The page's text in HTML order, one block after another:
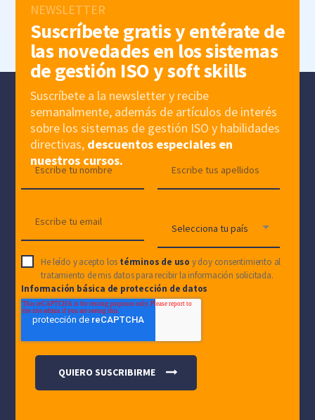
NEWSLETTER
Suscríbete gratis y entérate de
las novedades en los sistemas
de gestión ISO y soft skills
Suscríbete a la newsletter y recibe
semanalmente, además de artículos de interés
sobre los sistemas de gestión ISO y habilidades
directivas, descuentos especiales en
nuestros cursos.
He leído y acepto los términos de uso y doy consentimiento al
tratamiento de mis datos para recibir la información solicitada.
Información básica de protección de datos